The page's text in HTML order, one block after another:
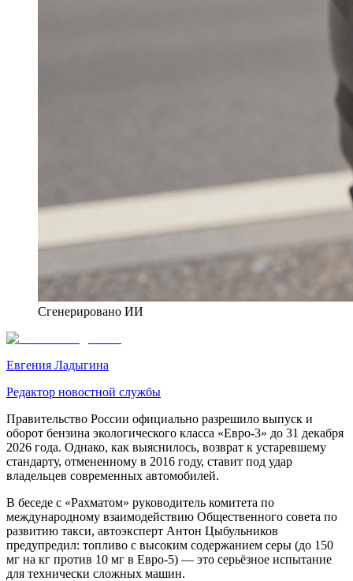
Сгенерировано ИИ
Евгения Ладыгина
Редактор новостной службы
Правительство России официально разрешило выпуск и
оборот бензина экологического класса «Евро-3» до 31 декабря
2026 года. Однако, как выяснилось, возврат к устаревшему
стандарту, отмененному в 2016 году, ставит под удар
владельцев современных автомобилей.
В беседе с «Рахматом» руководитель комитета по
международному взаимодействию Общественного совета по
развитию такси, автоэксперт Антон Цыбульников
предупредил: топливо с высоким содержанием серы (до 150
мг на кг против 10 мг в Евро-5) — это серьёзное испытание
для технически сложных машин.